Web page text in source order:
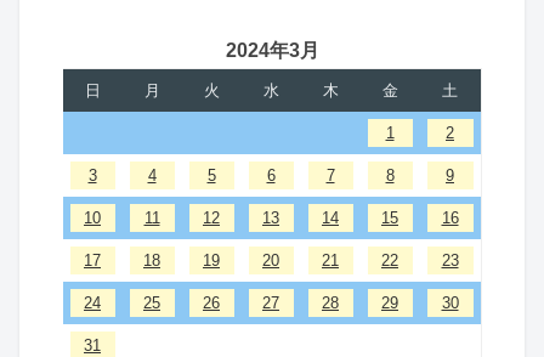
2024年3月
日 月 火 水 木 金 土
1 2
3 4 5 6 7 8 9
10 11 12 13 14 15 16
17 18 19 20 21 22 23
24 25 26 27 28 29 30
31